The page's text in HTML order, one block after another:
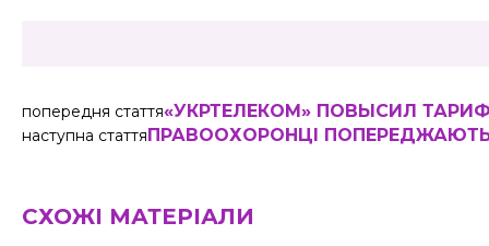
попередня стаття«УКРТЕЛЕКОМ» ПОВЫСИЛ
наступна статтяПРАВООХОРОНЦІ
СХОЖІ МАТЕРІАЛИ